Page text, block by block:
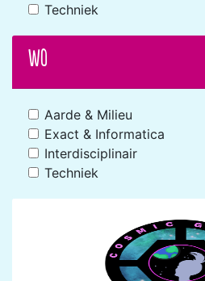
Techniek
WO
Aarde & Milieu
Exact & Informatica
Interdisciplinair
Techniek